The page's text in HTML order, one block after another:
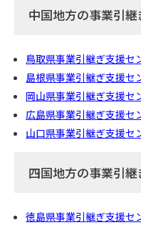
中国地方の事業引
鳥取県事業引継ぎ支援セ
島根県事業引継ぎ支援セ
岡山県事業引継ぎ支援セ
広島県事業引継ぎ支援セ
山口県事業引継ぎ支援セ
四国地方の事業引
徳島県事業引継ぎ支援セ